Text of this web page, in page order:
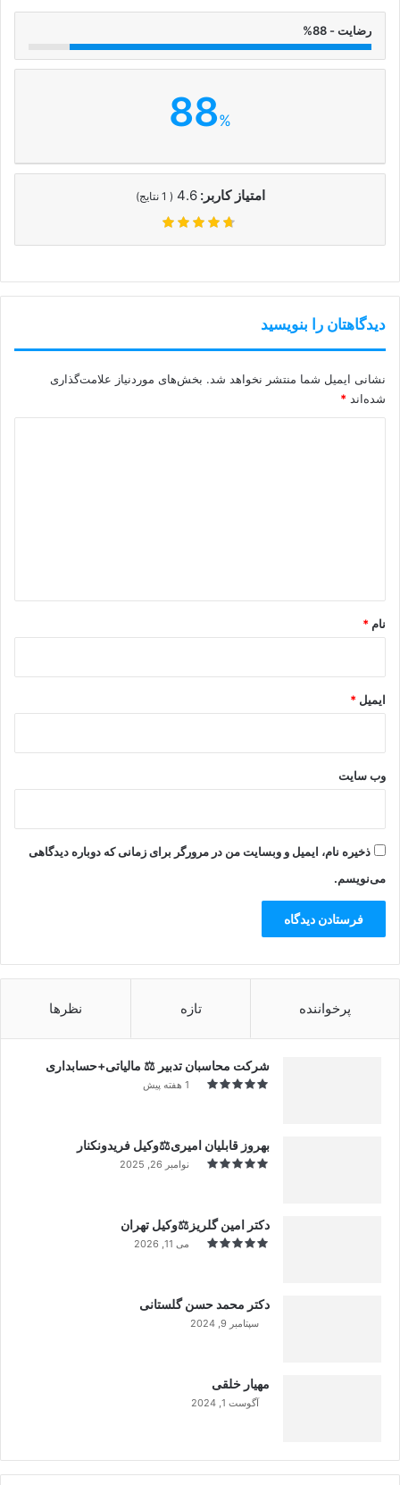
رضایت - 88%
88%
امتیاز کاربر:4.6
(
1 نتایج)
دیدگاهتان را بنویسید
نشانی ایمیل شما منتشر نخواهد شد. بخش‌های موردنیاز علامت‌گذاری
شده‌اند *
نام *
ایمیل *
وب‌ سایت
ذخیره نام، ایمیل و وبسایت من در مرورگر برای زمانی که دوباره دیدگاهی
می‌نویسم.
پرخواننده تازه نظرها
شرکت محاسبان تدبیر ⚖️ مالیاتی+حسابداری
1 هفته پیش
بهروز قابلیان امیری⚖️وکیل فریدونکنار
نوامبر 26, 2025
دکتر امین گلریز⚖️وکیل تهران
می 11, 2026
دکتر محمد حسن گلستانی
سپتامبر 9, 2024
مهیار خلقی
آگوست 1, 2024